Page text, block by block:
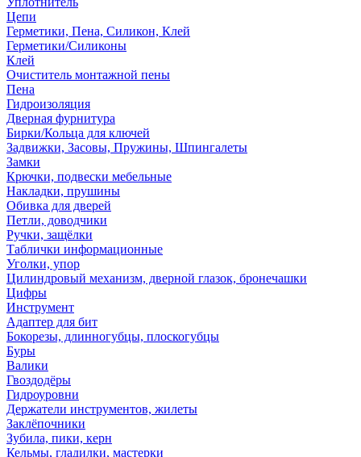
Цепи
Герметики, Пена, Силикон, Клей
Герметики/Силиконы
Клей
Очиститель монтажной пены
Пена
Гидроизоляция
Дверная фурнитура
Бирки/Кольца для ключей
Задвижки, Засовы, Пружины, Шпингалеты
Замки
Крючки, подвески мебельные
Накладки, прушины
Обивка для дверей
Петли, доводчики
Ручки, защёлки
Таблички информационные
Уголки, упор
Цилиндровый механизм, дверной глазок, бронечашки
Цифры
Инструмент
Адаптер для бит
Бокорезы, длинногубцы, плоскогубцы
Буры
Валики
Гвоздодёры
Гидроуровни
Держатели инструментов, жилеты
Заклёпочники
Зубила, пики, керн
Кельмы, гладилки, мастерки